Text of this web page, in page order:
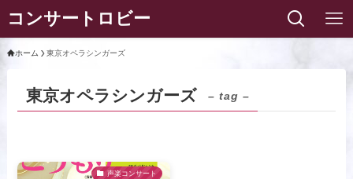
コンサートロビー
ホーム 東京オペラシンガーズ
東京オペラシンガーズ – tag –
声楽コンサート